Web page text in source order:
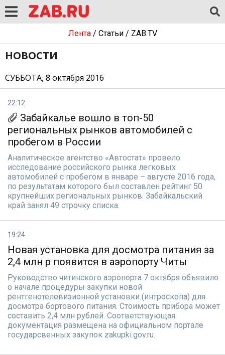
Лента/ Статьи/ ZAB.TV
НОВОСТИ
СУББОТА, 8 октября 2016
22:12
Забайкалье вошло в топ-50
региональных рынков автомобилей с
пробегом в России
Аналитическое агентство «Автостат» провело
исследование российского рынка легковых
автомобилей с пробегом в январе – августе 2016 года,
по результатам которого был составлен рейтинг 50
крупнейших региональных рынков. Забайкальский
край занял 49 строчку списка.
19:24
Новая установка для досмотра питания за
2,4 млн р появится в аэропорту Читы
Руководство читинского аэропорта 7 октября объявило
о начале процедуры закупки новой
рентгенотелевизионной установки (интроскопа) для
досмотра бортового питания. Стоимость прибора может
составить 2,4 млн рублей. Соответствующая
документация размещена на официальном портале
государсвенных закупок zakupki.gov.ru.